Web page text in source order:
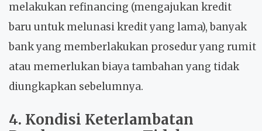
melakukan refinancing (mengajukan kredit
baru untuk melunasi kredit yang lama), banyak
bank yang memberlakukan prosedur yang rumit
atau memerlukan biaya tambahan yang tidak
diungkapkan sebelumnya.
4. Kondisi Keterlambatan